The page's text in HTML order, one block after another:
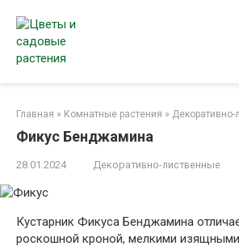
контенту
Главная » Комнатные растения »
Фикус Бенджамина
28.01.2024 Декоративно-лиственные
Кустарник Фикуса Бенджамина
роскошной кроной, мелкими